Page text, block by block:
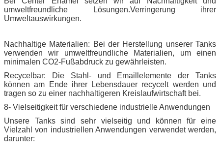
umweltfreundliche Lösungen.Verringerung ihrer
Umweltauswirkungen.
Nachhaltige Materialien: Bei der Herstellung unserer Tanks
verwenden wir umweltfreundliche Materialien, um einen
minimalen CO2-Fußabdruck zu gewährleisten.
Recycelbar: Die Stahl- und Emaillelemente der Tanks
können am Ende ihrer Lebensdauer recycelt werden und
tragen so zu einer nachhaltigeren Kreislaufwirtschaft bei.
8- Vielseitigkeit für verschiedene industrielle Anwendungen
Unsere Tanks sind sehr vielseitig und können für eine
Vielzahl von industriellen Anwendungen verwendet werden,
darunter: